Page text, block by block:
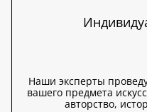
Наши эксперты
вашего предмета
авторство,